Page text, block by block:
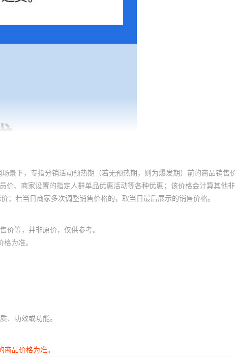
景下，专指分销活动预热期（若无预热期，则为爆发期）前的商品销售
、商家设置的指定人群单品优惠活动等各种优惠；该价格会计算其他
若当日商家多次调整销售价格的，取当日最后展示的销售价格。
价等，并非原价，仅供参考。
为准。
、功效或功能。
品价格为准。